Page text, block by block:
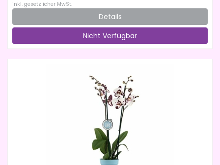
inkl. gesetzlicher MwSt.
Details
Nicht Verfügbar